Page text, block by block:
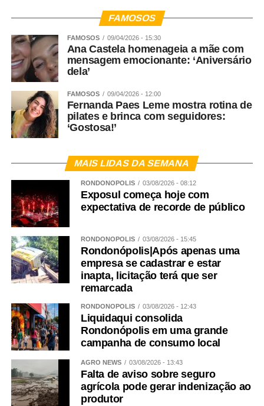
FAMOSOS
FAMOSOS 09/04/2026 - 15:30
Ana Castela homenageia a mãe com
mensagem emocionante: ‘Aniversário
dela’
FAMOSOS 09/04/2026 - 12:00
Fernanda Paes Leme mostra rotina de
pilates e brinca com seguidores:
‘Gostosa!’
MAIS LIDAS DA SEMANA
RONDONÓPOLIS 03/08/2026 - 08:12
Exposul começa hoje com
expectativa de recorde de público
RONDONÓPOLIS 03/08/2026 - 15:45
Rondonópolis|Após apenas uma
empresa se cadastrar e estar
inapta, licitação terá que ser
remarcada
RONDONÓPOLIS 03/08/2026 - 12:43
Liquidaqui consolida
Rondonópolis em uma grande
campanha de consumo local
AGRO NEWS 03/08/2026 - 13:43
Falta de aviso sobre seguro
agrícola pode gerar indenização ao
produtor